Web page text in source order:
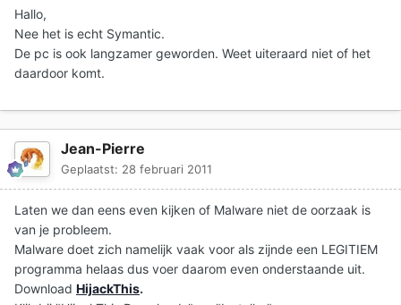
Hallo,
Nee het is echt Symantic.
De pc is ook langzamer geworden. Weet uiteraard niet of het
daardoor komt.
Jean-Pierre
Geplaatst: 28 februari 2011
Laten we dan eens even kijken of Malware niet de oorzaak is
van je probleem.
Malware doet zich namelijk vaak voor als zijnde een LEGITIEM
programma helaas dus voer daarom even onderstaande uit.
Download HijackThis.